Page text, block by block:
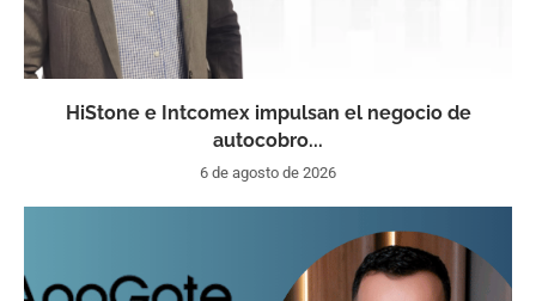
HiStone e Intcomex impulsan el negocio de
autocobro...
6 de agosto de 2026